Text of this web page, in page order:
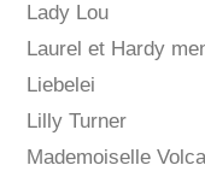
Lady Lou
Laurel et Hardy
Liebelei
Lilly Turner
Mademoiselle